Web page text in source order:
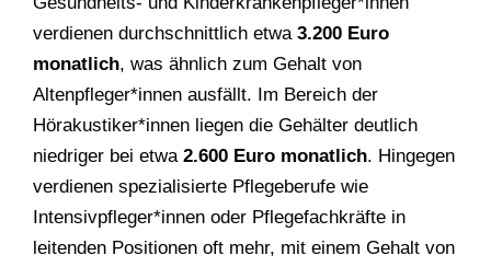
verdienen durchschnittlich etwa 3.200 Euro
monatlich, was ähnlich zum Gehalt von
Altenpfleger*innen ausfällt. Im Bereich der
Hörakustiker*innen liegen die Gehälter deutlich
niedriger bei etwa 2.600 Euro monatlich. Hingegen
verdienen spezialisierte Pflegeberufe wie
Intensivpfleger*innen oder Pflegefachkräfte in
leitenden Positionen oft mehr, mit einem Gehalt von